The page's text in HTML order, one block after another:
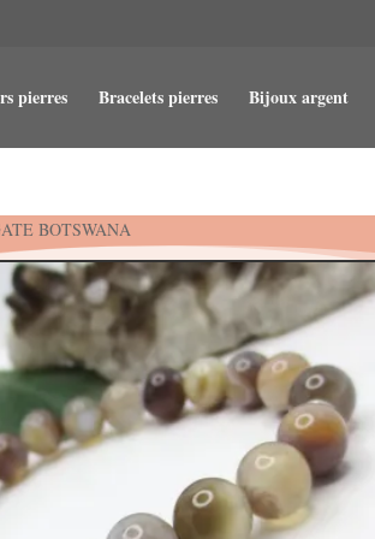
pierres Bracelets pierres Bijoux argent
BOTSWANA